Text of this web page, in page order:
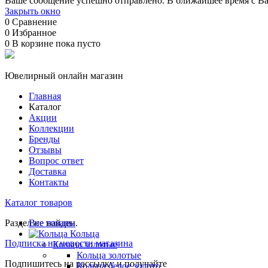
Закрыть окно
0 Сравнение
0 Избранное
0 В корзине пока пусто
Ювелирный онлайн магазин
Главная
Каталог
Акции
Коллекции
Бренды
Отзывы
Вопрос ответ
Доставка
Контакты
Каталог товаров
Все товары
Кольца
Кольца золотые
Кольца золотые
Кольца белое золото
Раздел не найден.
Подписка на новости магазина
Подпишитесь на рассылку и получайте